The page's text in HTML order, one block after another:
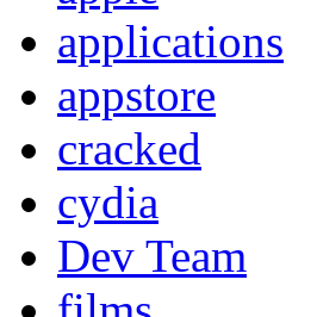
applications
appstore
cracked
cydia
Dev Team